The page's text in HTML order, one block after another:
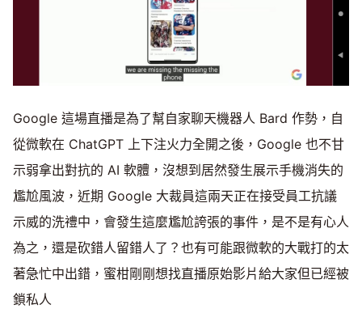
Google 這場直播是為了幫自家聊天機器人 Bard 作勢，自
從微軟在 ChatGPT 上下注火力全開之後，Google 也不甘
示弱拿出對抗的 AI 軟體，沒想到居然發生展示手機消失的
尷尬風波，近期 Google 大裁員這兩天正在接受員工抗議
示威的洗禮中，會發生這麼尷尬誇張的事件，是不是有心人
為之，還是砍錯人留錯人了？也有可能跟微軟的大戰打的太
著急忙中出錯，蜜柑剛剛想找直播原始影片給大家但已經被
鎖私人